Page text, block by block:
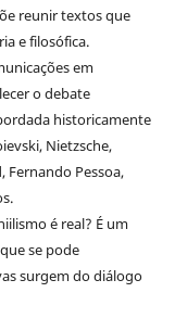
reunir textos que
e filosófica.
em
o debate
historicamente
Nietzsche,
Fernando Pessoa,
é real? É um
se pode
surgem do diálogo